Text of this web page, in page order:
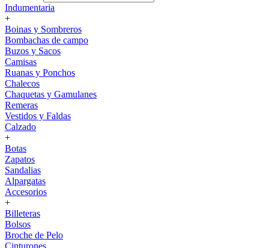
Indumentaria
+
Boinas y Sombreros
Bombachas de campo
Buzos y Sacos
Camisas
Ruanas y Ponchos
Chalecos
Chaquetas y Gamulanes
Remeras
Vestidos y Faldas
Calzado
+
Botas
Zapatos
Sandalias
Alpargatas
Accesorios
+
Billeteras
Bolsos
Broche de Pelo
Cinturones